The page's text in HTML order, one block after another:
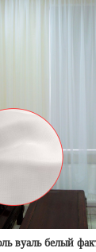
вуаль белый